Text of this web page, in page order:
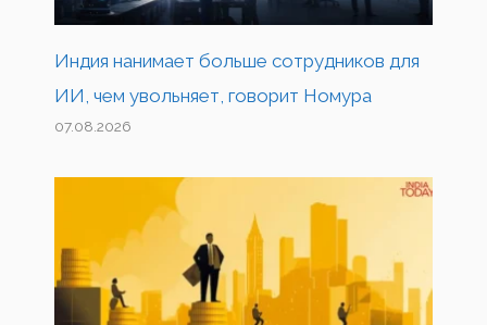
Индия нанимает больше сотрудников для
ИИ, чем увольняет, говорит Номура
07.08.2026